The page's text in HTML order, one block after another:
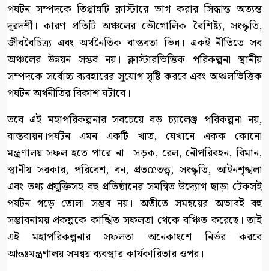
পর্যটন সম্পদকে তিপ্পান্নটি ক্লাস্টারে ভাগ করার সিদ্ধান্ত অত্যন্ত
দূরদর্শী। কারণ প্রতিটি অঞ্চলের ভৌগোলিক বৈশিষ্ট্য, সংস্কৃতি,
জীববৈচিত্র্য এবং অর্থনৈতিক বাস্তবতা ভিন্ন। একই নীতিতে সব
অঞ্চলের উন্নয়ন সম্ভব নয়। ক্লাস্টারভিত্তিক পরিকল্পনা স্থানীয়
সম্পদকে সর্বোচ্চ ব্যবহারের সুযোগ সৃষ্টি করবে এবং অঞ্চলভিত্তিক
পর্যটন অর্থনীতির বিকাশ ঘটাবে।
তবে এই মহাপরিকল্পনার সবচেয়ে বড় চ্যালেঞ্জ পরিকল্পনা নয়,
বাস্তবায়ন।পর্যটন এমন একটি খাত, যেখানে একক কোনো
মন্ত্রণালয় সফল হতে পারে না। সড়ক, রেল, নৌপরিবহন, বিমান,
স্থানীয় সরকার, পরিবেশ, বন, প্রতœতত্ত্ব, সংস্কৃতি, আইনশৃঙ্খলা
এবং তথ্য প্রযুক্তিসহ বহু প্রতিষ্ঠানের সমন্বিত উদ্যোগ ছাড়া টেকসই
পর্যটন গড়ে তোলা সম্ভব নয়। অতীতে সমন্বয়ের অভাবই বহু
সম্ভাবনাময় প্রকল্পকে কাঙ্খিত সফলতা থেকে বঞ্চিত করেছে। তাই
এই মহাপরিকল্পনার সফলতা অনেকাংশে নির্ভর করবে
আন্তঃমন্ত্রণালয় সমন্বয় ব্যবস্থার কার্যকারিতার ওপর।